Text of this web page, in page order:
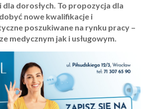
dla dorosłych. To propozycja dla
nowe kwalifikacje i
poszukiwane na rynku pracy –
medycznym jak i usługowym.